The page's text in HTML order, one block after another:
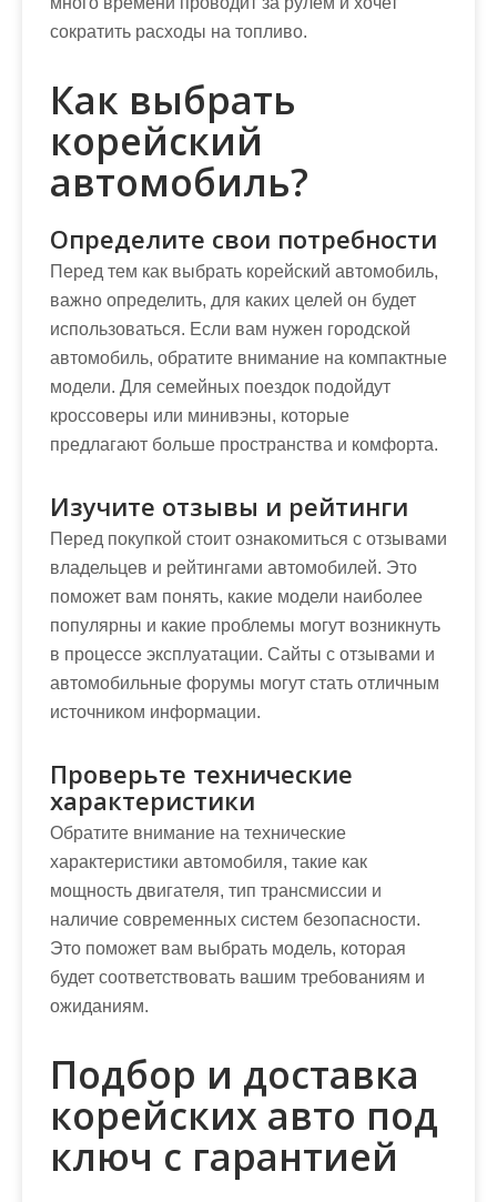
сократить расходы на топливо.
Как выбрать
корейский
автомобиль?
Определите свои потребности
Перед тем как выбрать корейский автомобиль,
важно определить, для каких целей он будет
использоваться. Если вам нужен городской
автомобиль, обратите внимание на компактные
модели. Для семейных поездок подойдут
кроссоверы или минивэны, которые
предлагают больше пространства и комфорта.
Изучите отзывы и рейтинги
Перед покупкой стоит ознакомиться с отзывами
владельцев и рейтингами автомобилей. Это
поможет вам понять, какие модели наиболее
популярны и какие проблемы могут возникнуть
в процессе эксплуатации. Сайты с отзывами и
автомобильные форумы могут стать отличным
источником информации.
Проверьте технические
характеристики
Обратите внимание на технические
характеристики автомобиля, такие как
мощность двигателя, тип трансмиссии и
наличие современных систем безопасности.
Это поможет вам выбрать модель, которая
будет соответствовать вашим требованиям и
ожиданиям.
Подбор и доставка
корейских авто под
ключ с гарантией